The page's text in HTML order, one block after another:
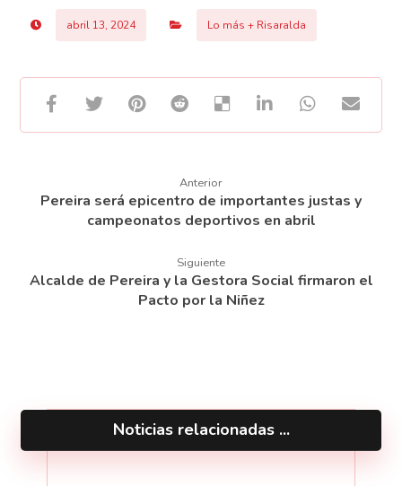
abril 13, 2024 Lo más + Risaralda
Anterior
Pereira será epicentro de importantes justas y
campeonatos deportivos en abril
Siguiente
Alcalde de Pereira y la Gestora Social firmaron el
Pacto por la Niñez
Noticias relacionadas ...